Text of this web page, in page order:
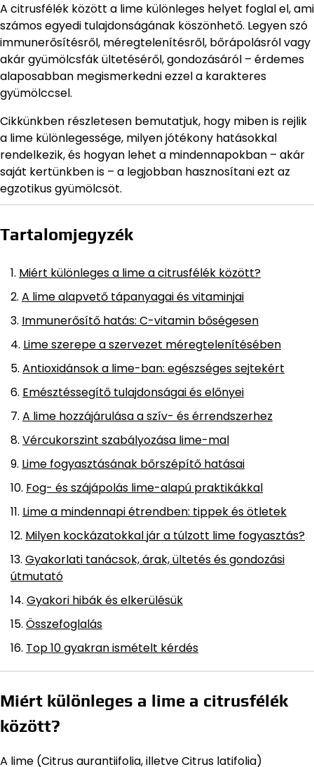
A citrusfélék között a lime különleges helyet foglal el, ami
számos egyedi tulajdonságának köszönhető. Legyen szó
immunerősítésről, méregtelenítésről, bőrápolásról vagy
akár gyümölcsfák ültetéséről, gondozásáról – érdemes
alaposabban megismerkedni ezzel a karakteres
gyümölccsel.
Cikkünkben részletesen bemutatjuk, hogy miben is rejlik
a lime különlegessége, milyen jótékony hatásokkal
rendelkezik, és hogyan lehet a mindennapokban – akár
saját kertünkben is – a legjobban hasznosítani ezt az
egzotikus gyümölcsöt.
Tartalomjegyzék
Miért különleges a lime a citrusfélék között?
A lime alapvető tápanyagai és vitaminjai
Immunerősítő hatás: C-vitamin bőségesen
Lime szerepe a szervezet méregtelenítésében
Antioxidánsok a lime-ban: egészséges sejtekért
Emésztéssegítő tulajdonságai és előnyei
A lime hozzájárulása a szív- és érrendszerhez
Vércukorszint szabályozása lime-mal
Lime fogyasztásának bőrszépítő hatásai
Fog- és szájápolás lime-alapú praktikákkal
Lime a mindennapi étrendben: tippek és ötletek
Milyen kockázatokkal jár a túlzott lime fogyasztás?
Gyakorlati tanácsok, árak, ültetés és gondozási
útmutató
Gyakori hibák és elkerülésük
Összefoglalás
Top 10 gyakran ismételt kérdés
Miért különleges a lime a citrusfélék
között?
A lime (Citrus aurantiifolia, illetve Citrus latifolia)